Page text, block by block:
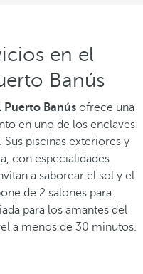
en el
Banús
Banús ofrece una
en uno de los enclaves
Sus piscinas exteriores y
con especialidades
a saborear el sol y el
de 2 salones para
para los amantes del
a menos de 30 minutos.